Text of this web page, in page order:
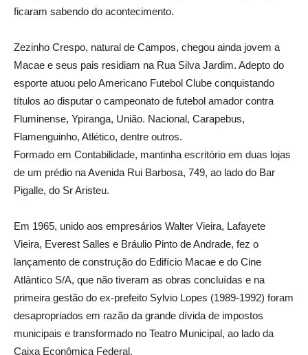
ficaram sabendo do acontecimento.
Zezinho Crespo, natural de Campos, chegou ainda jovem a
Macae e seus pais residiam na Rua Silva Jardim. Adepto do
esporte atuou pelo Americano Futebol Clube conquistando
títulos ao disputar o campeonato de futebol amador contra
Fluminense, Ypiranga, União. Nacional, Carapebus,
Flamenguinho, Atlético, dentre outros.
Formado em Contabilidade, mantinha escritório em duas lojas
de um prédio na Avenida Rui Barbosa, 749, ao lado do Bar
Pigalle, do Sr Aristeu.
Em 1965, unido aos empresários Walter Vieira, Lafayete
Vieira, Everest Salles e Bráulio Pinto de Andrade, fez o
lançamento de construção do Edifício Macae e do Cine
Atlântico S/A, que não tiveram as obras concluídas e na
primeira gestão do ex-prefeito Sylvio Lopes (1989-1992) foram
desapropriados em razão da grande dívida de impostos
municipais e transformado no Teatro Municipal, ao lado da
Caixa Econômica Federal.